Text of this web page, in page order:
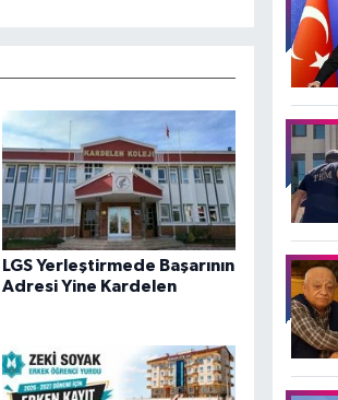
LGS Yerleştirmede Başarının
Adresi Yine Kardelen